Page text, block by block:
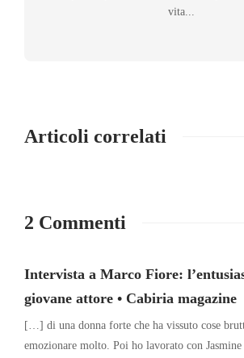
vita...
Articoli correlati
2 Commenti
Intervista a Marco Fiore:
giovane attore • Cabiria magazine
[…] di una donna forte che ha vissuto cose
emozionare molto. Poi ho lavorato con